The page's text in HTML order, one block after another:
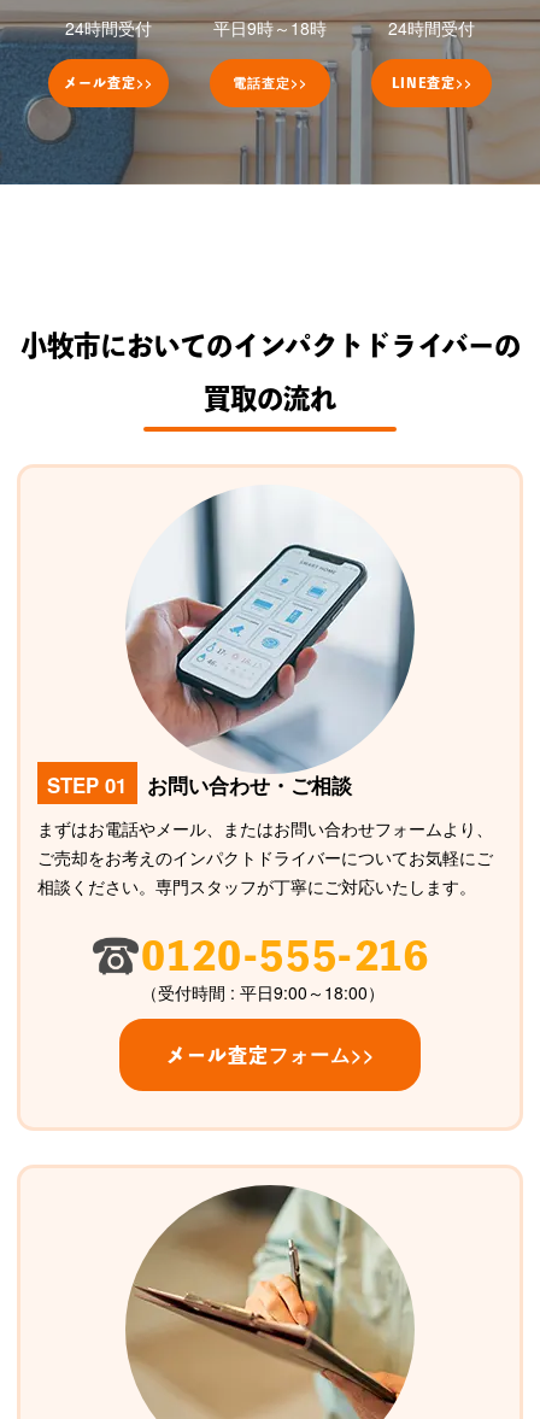
24時間受付
メール査定>>
平日9時～18時
電話査定>>
24時間受付
LINE査定>>
小牧市においてのインパクトドライバーの
買取の流れ
STEP 01 お問い合わせ・ご相談
まずはお電話やメール、またはお問い合わせフォームより、
ご売却をお考えのインパクトドライバーについてお気軽にご
相談ください。専門スタッフが丁寧にご対応いたします。
0120-555-216
（受付時間 : 平日9:00～18:00）
メール査定フォーム>>